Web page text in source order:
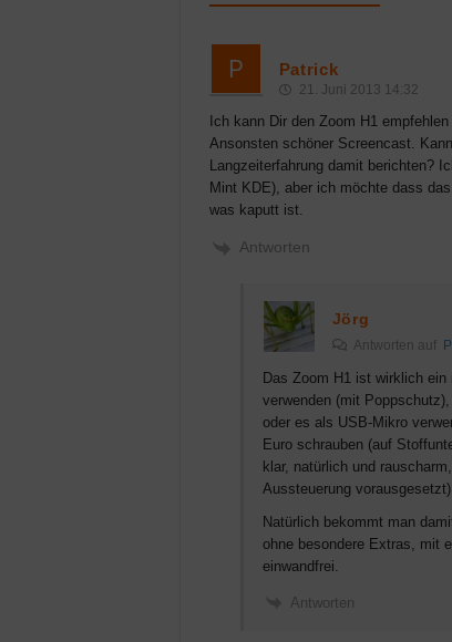
Patrick
21. Juni 2013 14:32
Ich kann Dir den Zoom H1
Ansonsten schöner Screencast.
Langzeiterfahrung damit berichten?
Mint KDE), aber ich möchte dass
was kaputt ist.
Antworten
Jörg
Antworten auf
Das Zoom H1 ist wirklich
verwenden (mit
oder es als USB-Mikro
Euro schrauben (auf
klar, natürlich und
Aussteuerung
Natürlich bekommt man
ohne besondere Extras, mit
einwandfrei.
Antworten